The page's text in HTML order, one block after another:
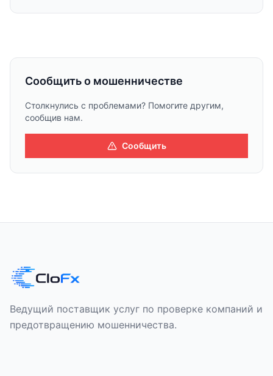
Сообщить о мошенничестве
Столкнулись с проблемами? Помогите другим,
сообщив нам.
Сообщить
Ведущий поставщик услуг по проверке компаний и
предотвращению мошенничества.